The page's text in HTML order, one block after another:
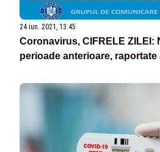
24 iun. 2021, 13:45
Coronavirus, CIFRELE ZILEI:
perioade anterioare, raportate